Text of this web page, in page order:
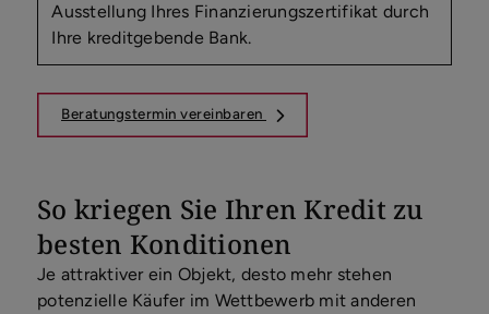
Ausstellung Ihres Finanzierungszertifikat durch
Ihre kreditgebende Bank.
Beratungstermin vereinbaren
So kriegen Sie Ihren Kredit zu
besten Konditionen
Je attraktiver ein Objekt, desto mehr stehen
potenzielle Käufer im Wettbewerb mit anderen